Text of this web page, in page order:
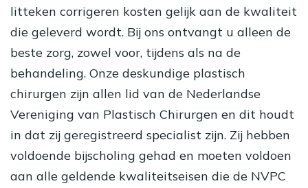
litteken corrigeren kosten gelijk aan de kwaliteit
die geleverd wordt. Bij ons ontvangt u alleen de
beste zorg, zowel voor, tijdens als na de
behandeling. Onze deskundige plastisch
chirurgen zijn allen lid van de Nederlandse
Vereniging van Plastisch Chirurgen en dit houdt
in dat zij geregistreerd specialist zijn. Zij hebben
voldoende bijscholing gehad en moeten voldoen
aan alle geldende kwaliteitseisen die de NVPC